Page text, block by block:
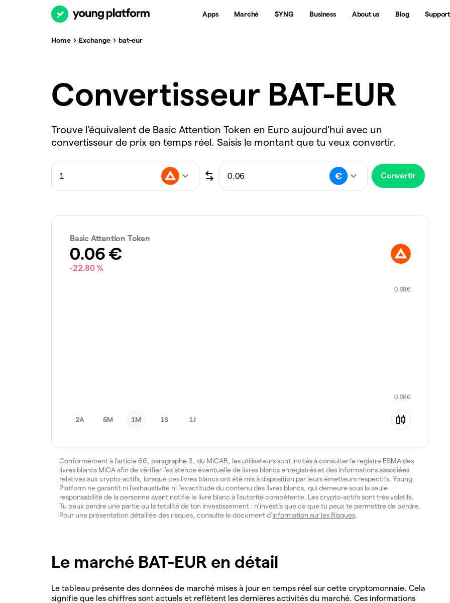
Apps Marché $YNG Business About us Blog Support
Home Exchange bat-eur
Convertisseur BAT-EUR
Trouve l'équivalent de Basic Attention Token en Euro aujourd'hui avec un
convertisseur de prix en temps réel. Saisis le montant que tu veux convertir.
Convertir
Basic Attention Token
0.06 €
-22.80 %
0.08€
0.06€
2A 6M 1M 1S 1J
Conformément à l’article 66, paragraphe 3, du MiCAR, les utilisateurs sont invités à consulter le registre ESMA des
livres blancs MiCA afin de vérifier l’existence éventuelle de livres blancs enregistrés et des informations associées
relatives aux crypto-actifs, lorsque ces livres blancs ont été mis à disposition par leurs émetteurs respectifs. Young
Platform ne garantit ni l’exhaustivité ni l’exactitude du contenu des livres blancs, qui demeure sous la seule
responsabilité de la personne ayant notifié le livre blanc à l’autorité compétente. Les crypto-actifs sont très volatils.
Tu peux perdre une partie ou la totalité de ton investissement : n’investis que ce que tu peux te permettre de perdre.
Pour une présentation détaillée des risques, consulte le document d’Information sur les Risques.
Le marché BAT-EUR en détail
Le tableau présente des données de marché mises à jour en temps réel sur cette cryptomonnaie. Cela
signifie que les chiffres sont actuels et reflètent les dernières activités du marché. Ces informations